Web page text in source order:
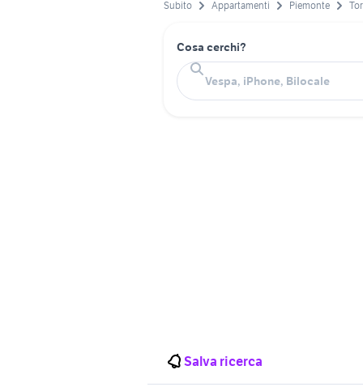
Subito Appartamenti Piemonte
Cosa cerchi?
Salva ricerca